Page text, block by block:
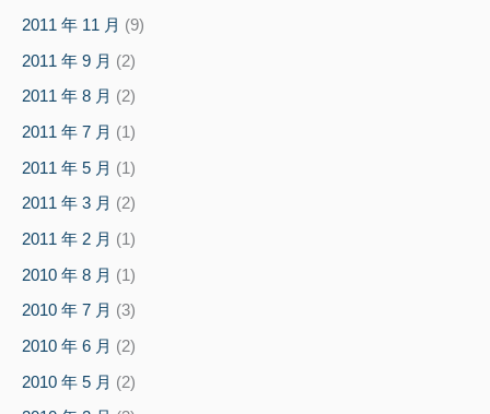
2011 年 11 月 (9)
2011 年 9 月 (2)
2011 年 8 月 (2)
2011 年 7 月 (1)
2011 年 5 月 (1)
2011 年 3 月 (2)
2011 年 2 月 (1)
2010 年 8 月 (1)
2010 年 7 月 (3)
2010 年 6 月 (2)
2010 年 5 月 (2)